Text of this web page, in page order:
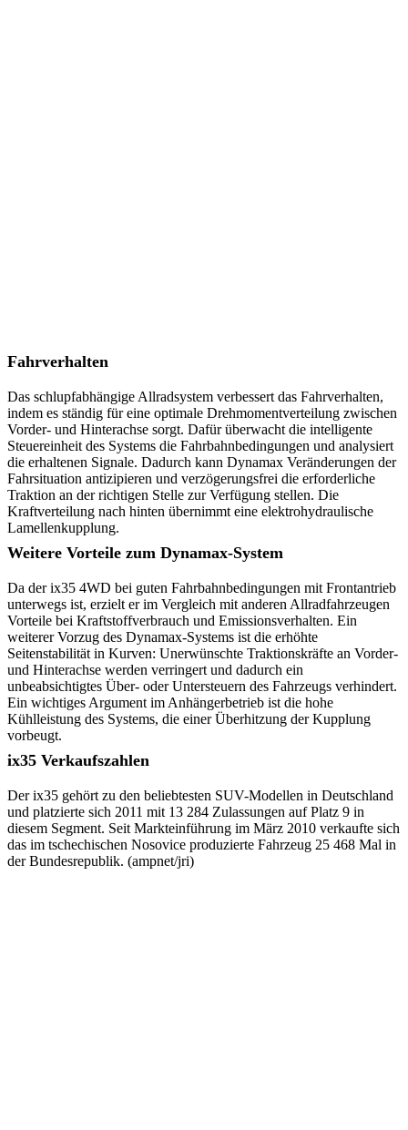
Fahrverhalten
Das schlupfabhängige Allradsystem verbessert das Fahrverhalten,
indem es ständig für eine optimale Drehmomentverteilung zwischen
Vorder- und Hinterachse sorgt. Dafür überwacht die intelligente
Steuereinheit des Systems die Fahrbahnbedingungen und analysiert
die erhaltenen Signale. Dadurch kann Dynamax Veränderungen der
Fahrsituation antizipieren und verzögerungsfrei die erforderliche
Traktion an der richtigen Stelle zur Verfügung stellen. Die
Kraftverteilung nach hinten übernimmt eine elektrohydraulische
Lamellenkupplung.
Weitere Vorteile zum Dynamax-System
Da der ix35 4WD bei guten Fahrbahnbedingungen mit Frontantrieb
unterwegs ist, erzielt er im Vergleich mit anderen Allradfahrzeugen
Vorteile bei Kraftstoffverbrauch und Emissionsverhalten. Ein
weiterer Vorzug des Dynamax-Systems ist die erhöhte
Seitenstabilität in Kurven: Unerwünschte Traktionskräfte an Vorder-
und Hinterachse werden verringert und dadurch ein
unbeabsichtigtes Über- oder Untersteuern des Fahrzeugs verhindert.
Ein wichtiges Argument im Anhängerbetrieb ist die hohe
Kühlleistung des Systems, die einer Überhitzung der Kupplung
vorbeugt.
ix35 Verkaufszahlen
Der ix35 gehört zu den beliebtesten SUV-Modellen in Deutschland
und platzierte sich 2011 mit 13 284 Zulassungen auf Platz 9 in
diesem Segment. Seit Markteinführung im März 2010 verkaufte sich
das im tschechischen Nosovice produzierte Fahrzeug 25 468 Mal in
der Bundesrepublik. (ampnet/jri)